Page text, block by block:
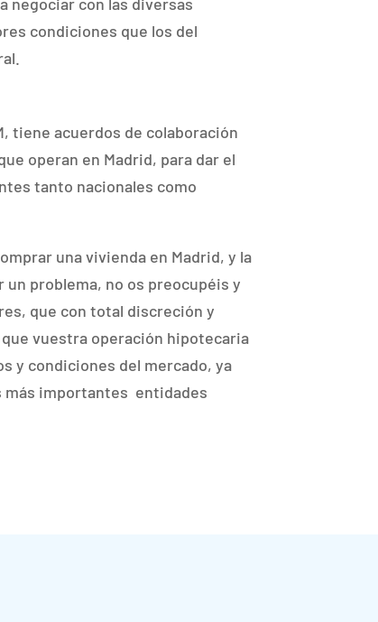
condiciones que los del
tiene acuerdos de colaboración
operan en Madrid, para dar el
tanto nacionales como
una vivienda en Madrid, y la
problema, no os preocupéis y
que con total discreción y
vuestra operación hipotecaria
y condiciones del mercado, ya
más importantes entidades